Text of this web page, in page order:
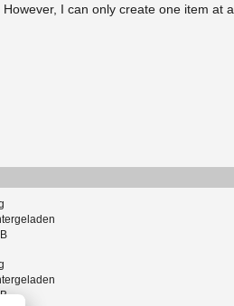
I can only create one item at a